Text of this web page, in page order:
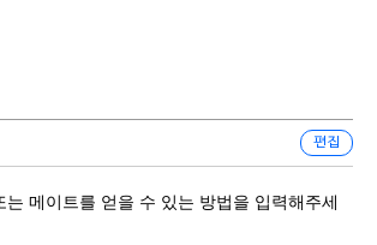
편집
는 메이트를 얻을 수 있는 방법을 입력해주세